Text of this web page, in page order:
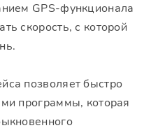
GPS-функционала
скорость, с которой
позволяет быстро
программы, которая